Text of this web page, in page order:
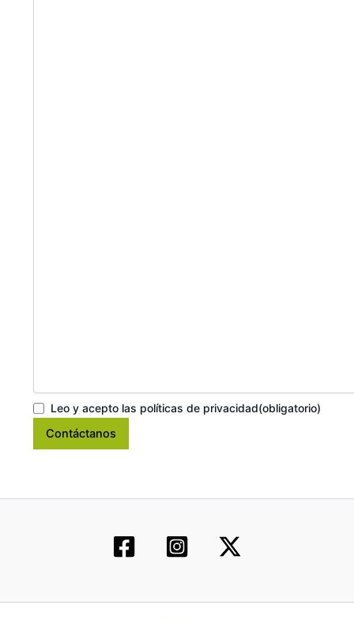
Leo y acepto las políticas de privacidad(obligatorio)
Contáctanos